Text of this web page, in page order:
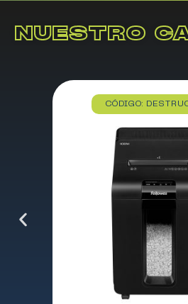
NUESTRO
CÓDIGO: